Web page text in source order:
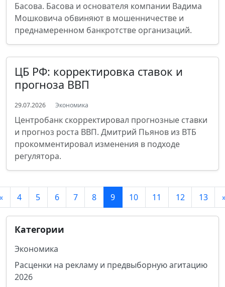
Басова. Басова и основателя компании Вадима
Мошковича обвиняют в мошенничестве и
преднамеренном банкротстве организаций.
ЦБ РФ: корректировка ставок и
прогноза ВВП
29.07.2026 Экономика
Центробанк скорректировал прогнозные ставки
и прогноз роста ВВП. Дмитрий Пьянов из ВТБ
прокомментировал изменения в подходе
регулятора.
4 5 6 7 8 9 10 11 12 13
Категории
Экономика
Расценки на рекламу и предвыборную агитацию
2026